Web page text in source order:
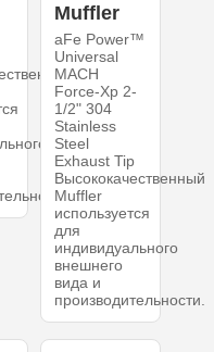
Muffler
aFe Power™
Universal
MACH
Force-Xp 2-
1/2" 304
Stainless
Steel
Exhaust Tip
Высококачественный
Muffler
используется
для
индивидуального
внешнего
вида и
производительности.